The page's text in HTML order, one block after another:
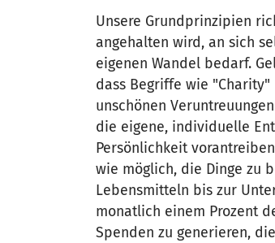
Unsere Grundprinzipien
angehalten wird, an sich
eigenen Wandel bedarf.
dass Begriffe wie
unschönen
die eigene, individuelle
Persönlichkeit
wie möglich, die Dinge zu
Lebensmitteln bis zur
monatlich einem Prozent
Spenden zu generieren,